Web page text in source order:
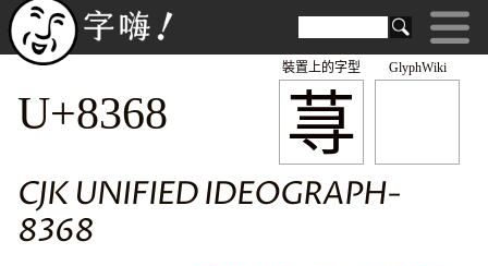
GlyphWiki
荨
裝置上的字型
U+8368
CJK UNIFIED IDEOGRAPH-
8368